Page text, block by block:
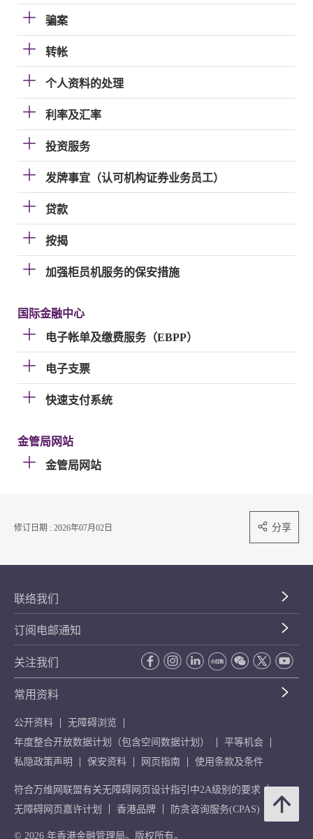
骗案
转帐
个人资料的处理
利率及汇率
投资服务
发牌事宜（认可机构证券业务员工）
贷款
按揭
加强柜员机服务的保安措施
国际金融中心
电子帐单及缴费服务（EBPP）
电子支票
快速支付系统
金管局网站
金管局网站
修订日期 : 2026年07月02日 分享
联络我们
订阅电邮通知
关注我们
常用资料
公开资料
无障碍浏览
年度整合开放数据计划（包含空间数据计划）
平等机会
私隐政策声明
保安资料 网页指南 使用条款及条件
符合万维网联盟有关无障碍网页设计指引中2A级别的要求
无障碍网页嘉许计划
香港品牌 防贪咨询服务(CPAS)
© 2026 年香港金融管理局。版权所有。